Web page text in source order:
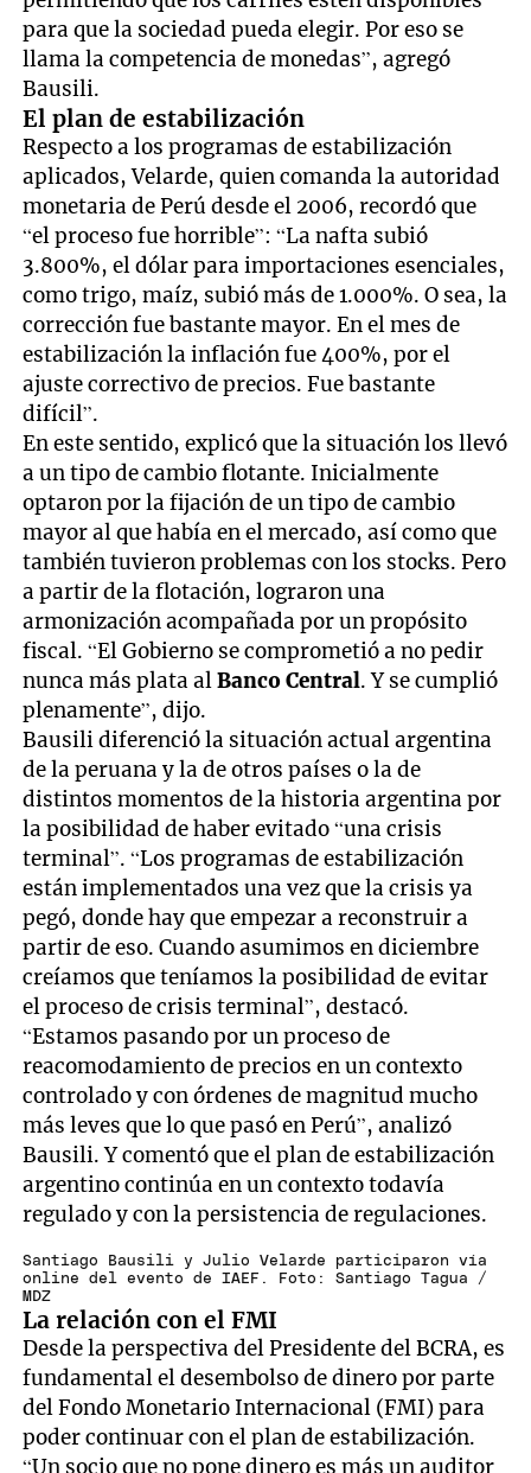
para que la sociedad pueda elegir. Por eso se
llama la competencia de monedas”, agregó
Bausili.
El plan de estabilización
Respecto a los programas de estabilización
aplicados, Velarde, quien comanda la autoridad
monetaria de Perú desde el 2006, recordó que
“el proceso fue horrible”: “La nafta subió
3.800%, el dólar para importaciones esenciales,
como trigo, maíz, subió más de 1.000%. O sea, la
corrección fue bastante mayor. En el mes de
estabilización la inflación fue 400%, por el
ajuste correctivo de precios. Fue bastante
difícil”.
En este sentido, explicó que la situación los llevó
a un tipo de cambio flotante. Inicialmente
optaron por la fijación de un tipo de cambio
mayor al que había en el mercado, así como que
también tuvieron problemas con los stocks. Pero
a partir de la flotación, lograron una
armonización acompañada por un propósito
fiscal. “El Gobierno se comprometió a no pedir
nunca más plata alBanco Central. Y se cumplió
plenamente”, dijo.
Bausili diferenció la situación actual argentina
de la peruana y la de otros países o la de
distintos momentos de la historia argentina por
la posibilidad de haber evitado “una crisis
terminal”. “Los programas de estabilización
están implementados una vez que la crisis ya
pegó, donde hay que empezar a reconstruir a
partir de eso. Cuando asumimos en diciembre
creíamos que teníamos la posibilidad de evitar
el proceso de crisis terminal”, destacó.
“Estamos pasando por un proceso de
reacomodamiento de precios en un contexto
controlado y con órdenes de magnitud mucho
más leves que lo que pasó en Perú”, analizó
Bausili. Y comentó que el plan de estabilización
argentino continúa en un contexto todavía
regulado y con la persistencia de regulaciones.
Santiago Bausili y Julio Velarde participaron vía
online del evento de IAEF. Foto: Santiago Tagua /
MDZ
La relación con el FMI
Desde la perspectiva del Presidente del BCRA, es
fundamental el desembolso de dinero por parte
del Fondo Monetario Internacional (FMI) para
poder continuar con el plan de estabilización.
“Un socio que no pone dinero es más un auditor